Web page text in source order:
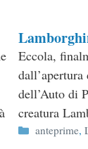
Eccola,
dell’Auto di
creatura
Categorie
anteprime,